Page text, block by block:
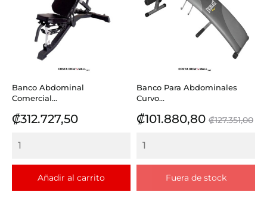
Banco Abdominal
Comercial...
Precio
₡312.727,50
Añadir al carrito
Banco Para Abdominales
Curvo...
Precio
₡101.880,80 Precio
₡127.351,00
Fuera de stock